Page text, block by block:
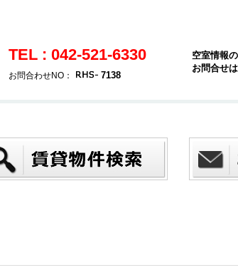
TEL : 042-521-6330
お問合わせNO： 7138
空室情報
お問合せ